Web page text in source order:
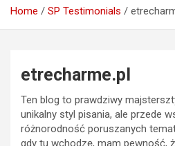
Home SP Testimonials
etrecharme.pl
Ten blog to prawdziwy
unikalny styl pisania, ale przede
różnorodność poruszanych
gdy tu wchodzę, mam pewność,